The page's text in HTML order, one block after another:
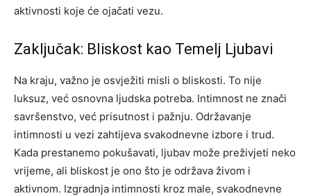
aktivnosti koje će ojačati vezu.
Zaključak: Bliskost kao Temelj Ljubavi
Na kraju, važno je osvježiti misli o bliskosti. To nije
luksuz, već osnovna ljudska potreba. Intimnost ne znači
savršenstvo, već prisutnost i pažnju. Održavanje
intimnosti u vezi zahtijeva svakodnevne izbore i trud.
Kada prestanemo pokušavati, ljubav može preživjeti neko
vrijeme, ali bliskost je ono što je održava živom i
aktivnom. Izgradnja intimnosti kroz male, svakodnevne